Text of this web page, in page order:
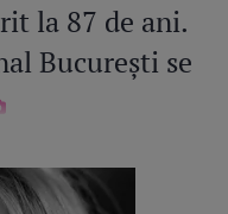
la 87 de ani.
București se